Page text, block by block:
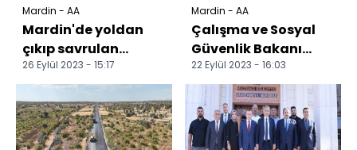
Mardin - AA
Mardin'de yoldan
çıkıp savrulan
otomobilin sürücüsü
ağır yaralandı
26 Eylül 2023 - 15:17
Mardin - AA
Çalışma ve Sosyal
Güvenlik Bakanı
Işıkhan, Mardin'de
ziyaretlerde bulundu
22 Eylül 2023 - 16:03